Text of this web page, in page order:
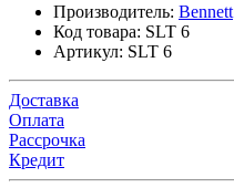
Производитель: Bennett
Код товара: SLT 6
Артикул: SLT 6
Доставка
Оплата
Рассрочка
Кредит